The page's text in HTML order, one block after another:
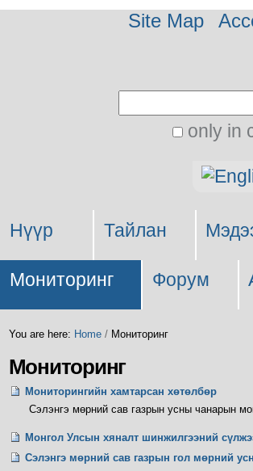
Site Map
only in
Нүүр Тайлан
Мониторинг Форум
You are here: Home / Мониторинг
Мониторинг
Мониторингийн хамтарсан хөтөлбөр
Сэлэнгэ мөрний сав газрын усны чанарын
Монгол Улсын хяналт шинжилгээний
Сэлэнгэ мөрний сав газрын гол мөрний